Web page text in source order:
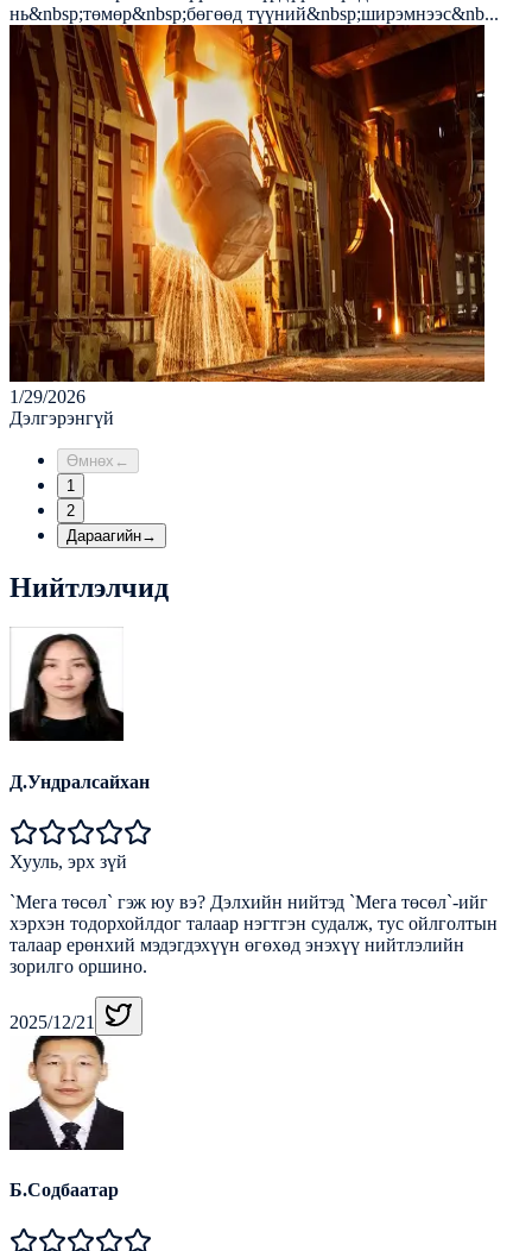
нь&nbsp;төмөр&nbsp;бөгөөд түүний&nbsp;ширэмнээс&nb...
1/29/2026
Дэлгэрэнгүй
Өмнөх ←
1
2
Дараагийн→
Нийтлэлчид
Д.Ундралсайхан
Хууль, эрх зүй
`Мега төсөл` гэж юу вэ? Дэлхийн нийтэд `Мега төсөл`-ийг
хэрхэн тодорхойлдог талаар нэгтгэн судалж, тус ойлголтын
талаар ерөнхий мэдэгдэхүүн өгөхөд энэхүү нийтлэлийн
зорилго оршино.
2025/12/21
Б.Содбаатар